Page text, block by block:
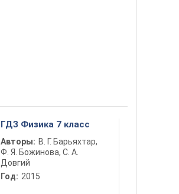
ГДЗ Физика 7 класс
Авторы: В. Г. Барьяхтар,
Ф. Я. Божинова, С. А.
Довгий
Год: 2015